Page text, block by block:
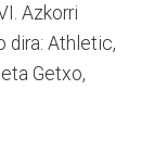
Azkorri
dira: Athletic,
Getxo,